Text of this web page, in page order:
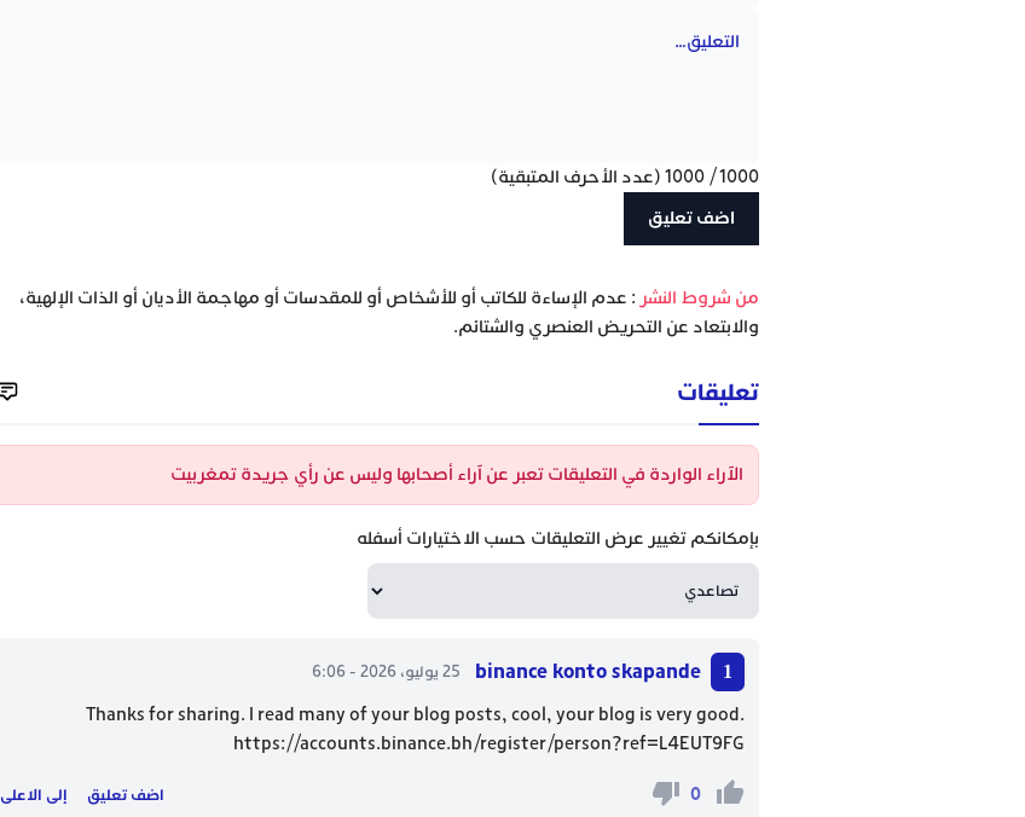
1000
/
1000 (عدد الأحرف المتبقية)
‫من شروط النشر : عدم الإساءة للكاتب أو للأشخاص أو للمقدسات أو مهاجمة الأديان أو الذات الإلهية،
والابتعاد عن التحريض العنصري والشتائم.
تعليقات
الآراء الواردة في التعليقات تعبر عن آراء أصحابها وليس عن رأي جريدة تمغربيت
بإمكانكم تغيير عرض التعليقات حسب الاختيارات أسفله
binance konto skapande 25 يوليو، 2026 - 6:06
Thanks for sharing. I read many of your blog posts, cool, your blog is very good.
https://accounts.binance.bh/register/person?ref=L4EUT9FG
0 اضف تعليق إلى الاعلى